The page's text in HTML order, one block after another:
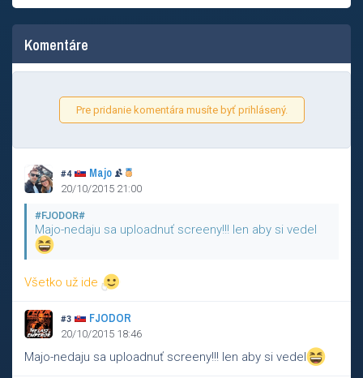
Komentáre
Pre pridanie komentára musíte byť prihlásený.
#4 Majo
20/10/2015 21:00
#FJODOR#
Majo-nedaju sa uploadnuť screeny!!! len aby si vedel
Všetko už ide
#3 FJODOR
20/10/2015 18:46
Majo-nedaju sa uploadnuť screeny!!! len aby si vedel